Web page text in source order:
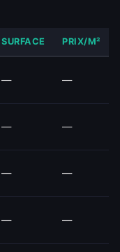
SURFACE PRIX/M²
— —
— —
— —
— —